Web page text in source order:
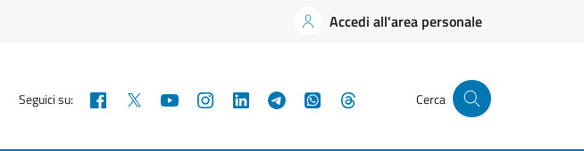
Accedi all'area personale
Seguici su: Facebook YouTubeInstagramLinkedInTelegramWhatsApp Cerca